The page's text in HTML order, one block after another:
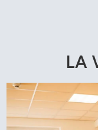
LA